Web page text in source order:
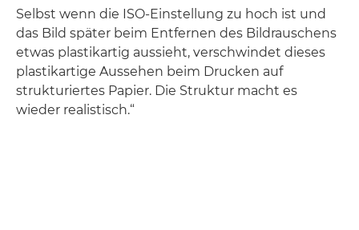
Selbst wenn die ISO-Einstellung zu hoch ist und
das Bild später beim Entfernen des Bildrauschens
etwas plastikartig aussieht, verschwindet dieses
plastikartige Aussehen beim Drucken auf
strukturiertes Papier. Die Struktur macht es
wieder realistisch.“